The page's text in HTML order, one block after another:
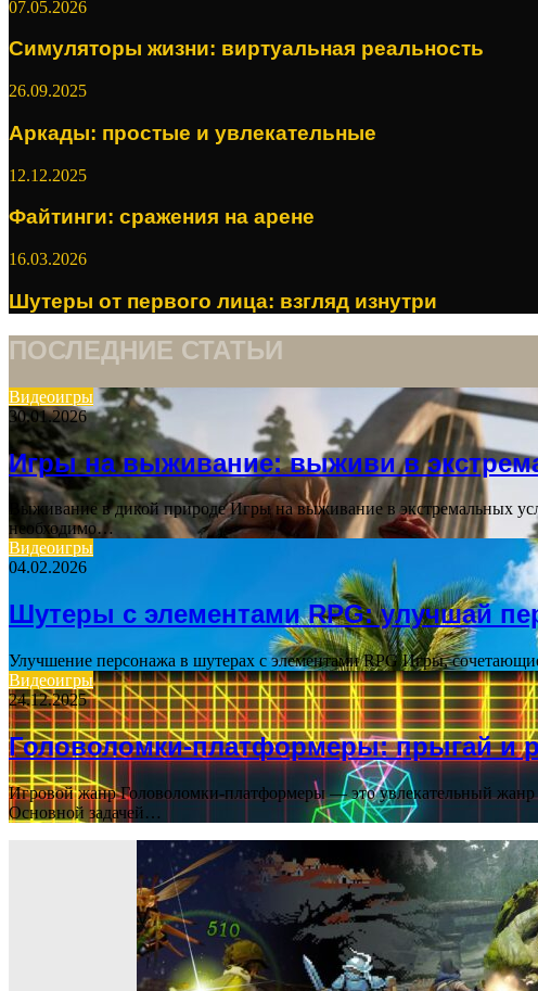
07.05.2026
Симуляторы жизни: виртуальная реальность
26.09.2025
Аркады: простые и увлекательные
12.12.2025
Файтинги: сражения на арене
16.03.2026
Шутеры от первого лица: взгляд изнутри
ПОСЛЕДНИЕ СТАТЬИ
Видеоигры
30.01.2026
Игры на выживание: выживи в
Выживание в дикой природе Игры на выживание в экстремальных
необходимо…
Видеоигры
04.02.2026
Шутеры с элементами RPG: улучшай
Улучшение персонажа в шутерах с элементами RPG Игры,
Видеоигры
24.12.2025
Головоломки-платформеры: прыгай и
Игровой жанр Головоломки-платформеры — это увлекательный
Основной задачей…